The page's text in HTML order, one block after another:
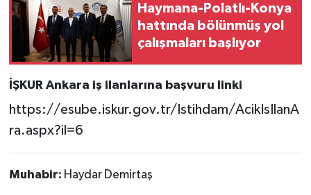
Haymana-Polatlı-Konya
hattında bölünmüş yol
çalışmaları başlıyor
İŞKUR Ankara iş ilanlarına başvuru linki
https://esube.iskur.gov.tr/Istihdam/AcikIsIlanA
ra.aspx?il=6
Muhabir: Haydar Demirtaş